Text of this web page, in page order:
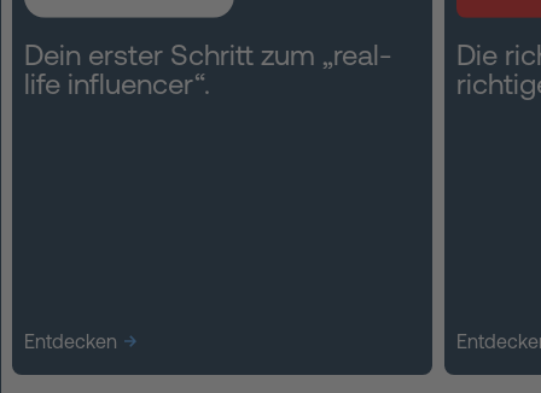
Dein erster Schritt zum „real-
life influencer“.
Entdecken
Die